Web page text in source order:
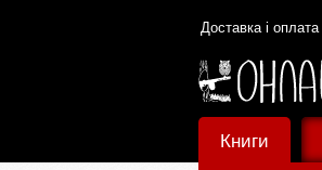
Доставка і оплата
Книги